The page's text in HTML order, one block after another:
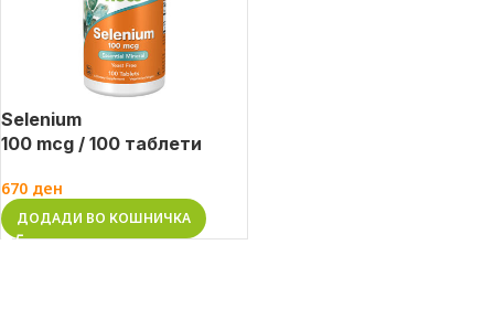
Selenium
100 mcg / 100 таблети
670 ден
ДОДАДИ ВО КОШНИЧКА